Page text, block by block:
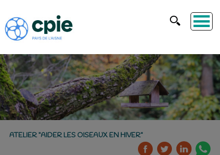
ATELIER "AIDER LES OISEAUX EN HIVER"